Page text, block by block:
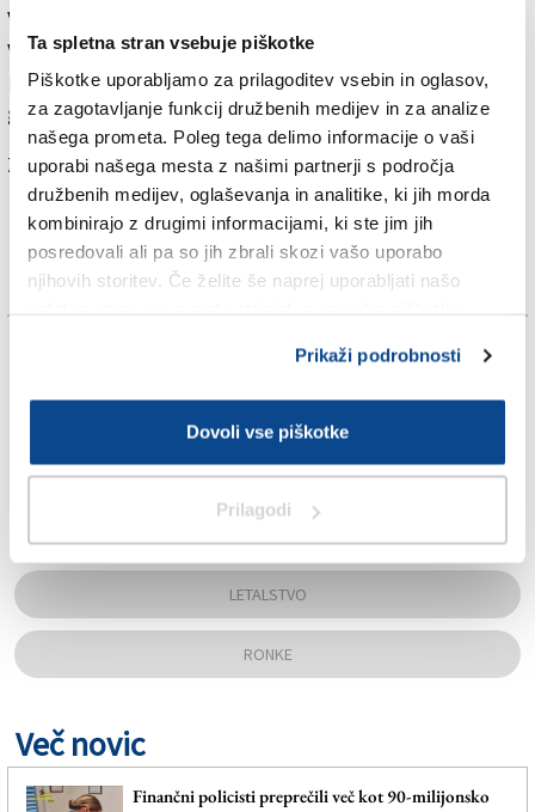
Ta spletna stran vsebuje piškotke
Piškotke uporabljamo za prilagoditev vsebin in oglasov,
za zagotavljanje funkcij družbenih medijev in za analize
našega prometa. Poleg tega delimo informacije o vaši
uporabi našega mesta z našimi partnerji s področja
družbenih medijev, oglaševanja in analitike, ki jih morda
kombinirajo z drugimi informacijami, ki ste jim jih
posredovali ali pa so jih zbrali skozi vašo uporabo
njihovih storitev. Če želite še naprej uporabljati našo
Prikaži podrobnosti
Dovoli vse piškotke
Prilagodi
vzdrževanja letal. Dežela in občine se med drugim
veselijo večjega pretoka potnikov, ki bi lahko
pomembno vplivali na razvoj turizma in drugih
gospodarskih panog.
Za branje in pisanje komentarjevje potrebna prijava
LETALIŠČA
LETALSTVO
RONKE
Več novic
Finančni policisti preprečili več kot 90-milijonsko